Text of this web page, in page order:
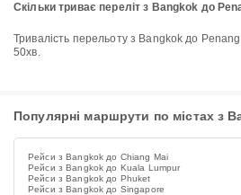
Скільки триває переліт з Bangkok до
Тривалість перельоту з Bangkok до Penang становить приблизно 1h
50хв.
Популярні маршрути по містах з
Рейси з Bangkok до Chiang Mai
Рейси з Bangkok до Kuala Lumpur
Рейси з Bangkok до Phuket
Рейси з Bangkok до Singapore